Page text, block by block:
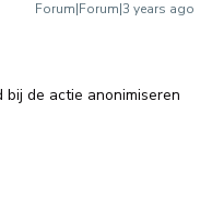
Forum|Forum|3 years ago
de actie anonimiseren